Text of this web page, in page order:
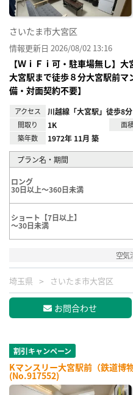
さいたま市大宮区
情報更新日 2026/08/02 13:16
【ＷｉＦｉ可・駐車場無し】
大宮駅まで徒歩８分大宮駅前
備・対面契約不要】
アクセス 川越線「大宮駅」徒歩8分
間取り 1K 面
築年数 1972年 11月 築
プラン名・期間
ロング
30日以上～360日未満
ショート【7日以上】
～30日未満
空気
埼玉県 さいたま市大宮区
お問合わせ
割引キャンペーン
Kマンスリー大宮駅前（鉄道博
(No.917552)